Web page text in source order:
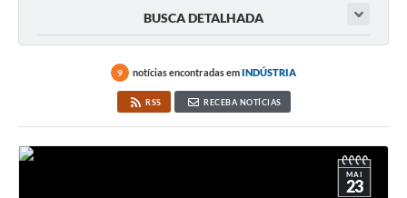
BUSCA DETALHADA
9 notícias encontradas emINDÚSTRIA
RSS RECEBA NOTÍCIAS
MAI
23